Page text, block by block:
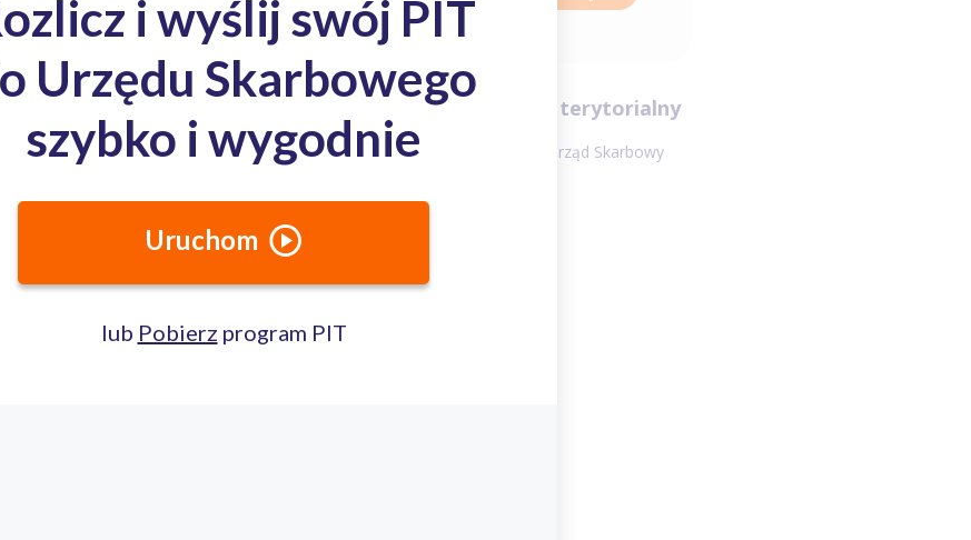
Lubuski Urząd Skarbowy w Zielonej Górze - Dr. Pieniężnego 24 Zasięg terytorialny
Lubuski Urząd Skarbowy
całego województwa zielonogórskiego.
Jak dojechać?